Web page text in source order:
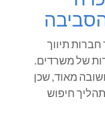
תיווך
של משרדים.
מאוד, שכן
חיפוש